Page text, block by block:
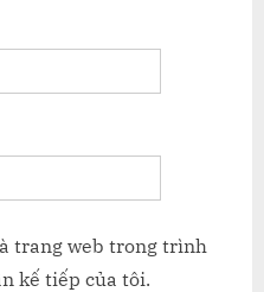
trang web trong trình
kế tiếp của tôi.